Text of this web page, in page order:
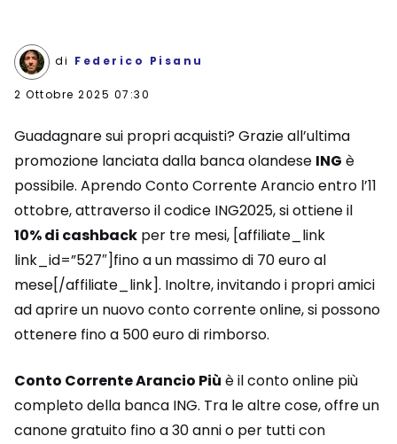
di Federico Pisanu
2 Ottobre 2025 07:30
Guadagnare sui propri acquisti? Grazie all’ultima
promozione lanciata dalla banca olandese ING è
possibile. Aprendo Conto Corrente Arancio entro l’11
ottobre, attraverso il codice ING2025, si ottiene il
10% di cashback per tre mesi, [affiliate_link
link_id=”527″]fino a un massimo di 70 euro al
mese[/affiliate_link]. Inoltre, invitando i propri amici
ad aprire un nuovo conto corrente online, si possono
ottenere fino a 500 euro di rimborso.
Conto Corrente Arancio Più è il conto online più
completo della banca ING. Tra le altre cose, offre un
canone gratuito fino a 30 anni o per tutti con